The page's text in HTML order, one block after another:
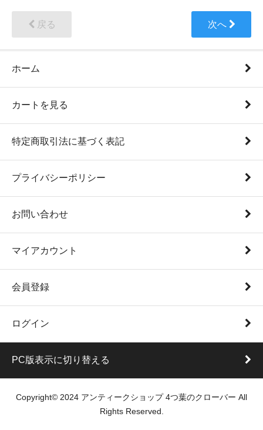
戻る 次へ
ホーム
カートを見る
特定商取引法に基づく表記
プライバシーポリシー
お問い合わせ
マイアカウント
会員登録
ログイン
PC版表示に切り替える
Copyright© 2024 アンティークショップ 4つ葉のクローバー All
Rights Reserved.